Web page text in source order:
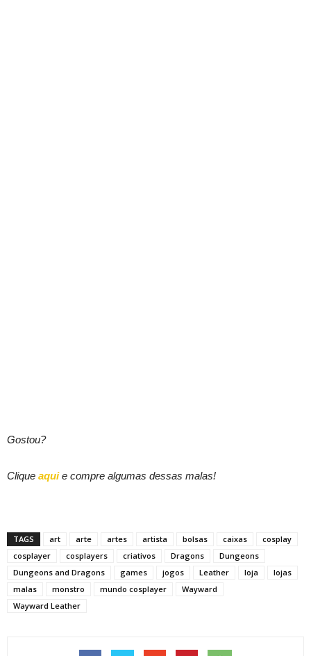
Gostou?
Clique aqui e compre algumas dessas malas!
TAGS art arte artes artista bolsas caixas
cosplay
cosplayer
cosplayers criativos Dragons
Dungeons
Dungeons and Dragons
games jogos Leather loja
lojas
malas
monstro mundo cosplayer
Wayward
Wayward Leather